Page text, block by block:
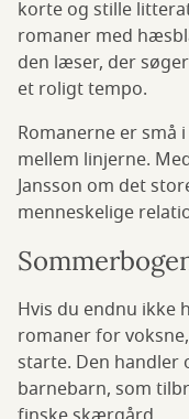
korte og stille
romaner med
den læser, der
et roligt tempo.
Romanerne er små
mellem linjerne.
Jansson om det
menneskelige
Hvis du endnu ikke
romaner for
starte. Den handler
barnebarn, som